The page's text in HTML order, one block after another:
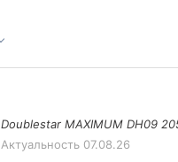
Doublestar MAXIMUM DH09
Актуальность 07.08.26